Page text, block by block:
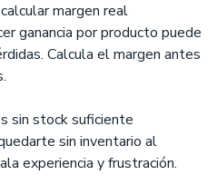
margen real
ganancia por producto puede
Calcula el margen antes
sin stock suficiente
sin inventario al
experiencia y frustración.